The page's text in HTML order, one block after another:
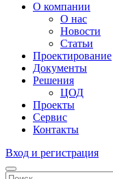
О компании
О нас
Новости
Статьи
Проектирование
Документы
Решения
ЦОД
Проекты
Сервис
Контакты
Вход и регистрация